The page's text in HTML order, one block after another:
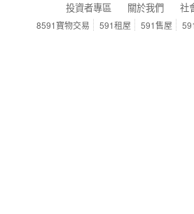
投資者專區 關於我們 社
8591寶物交易 591租屋 591售屋